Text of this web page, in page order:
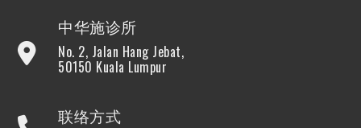
中华施诊所
No. 2, Jalan Hang Jebat,
50150 Kuala Lumpur
联络方式